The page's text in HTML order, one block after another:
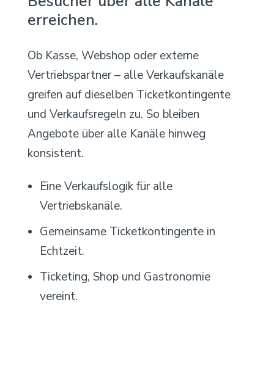
erreichen.
Ob Kasse, Webshop oder externe
Vertriebspartner – alle Verkaufskanäle
greifen auf dieselben Ticketkontingente
und Verkaufsregeln zu. So bleiben
Angebote über alle Kanäle hinweg
konsistent.
Eine Verkaufslogik für alle
Vertriebskanäle.
Gemeinsame Ticketkontingente in
Echtzeit.
Ticketing, Shop und Gastronomie
vereint.